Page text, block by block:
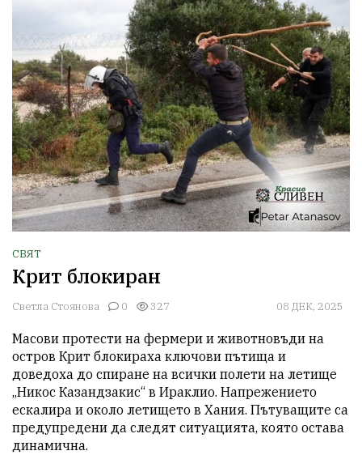
СВЯТ
Крит блокиран
Светла Стоянова 0 327 08 ДЕК, 2025
Масови протести на фермери и животновъди на
остров Крит блокираха ключови пътища и
доведоха до спиране на всички полети на летище
„Никос Казандзакис“ в Ираклио. Напрежението
ескалира и около летището в Хания. Пътуващите са
предупредени да следят ситуацията, която остава
динамична.